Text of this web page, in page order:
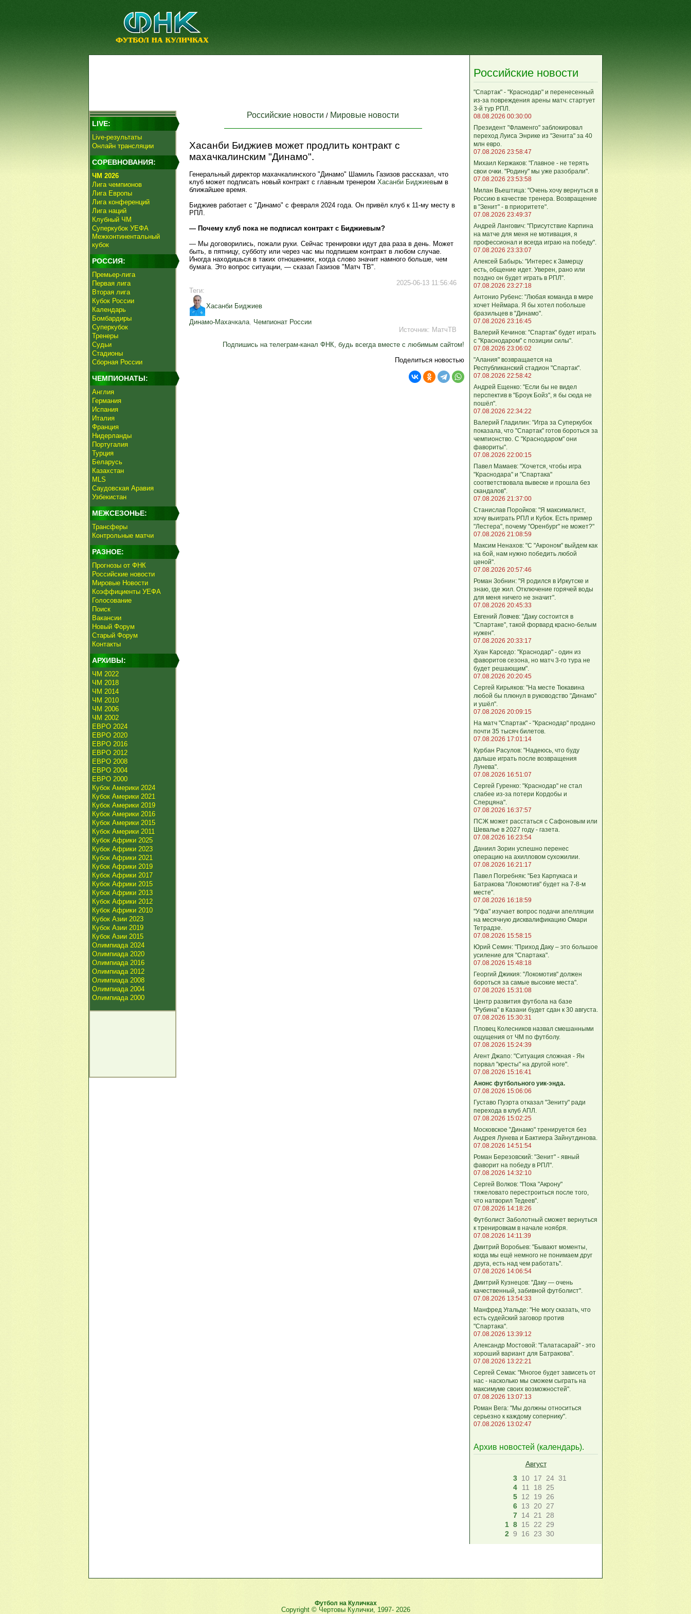
LIVE:
Live-результаты
Онлайн трансляции
СОРЕВНОВАНИЯ:
ЧМ 2026
Лига чемпионов
Лига Европы
Лига конференций
Лига наций
Клубный ЧМ
Суперкубок УЕФА
Межконтинентальный
кубок
РОССИЯ:
Премьер-лига
Первая лига
Вторая лига
Кубок России
Календарь
Бомбардиры
Суперкубок
Тренеры
Судьи
Стадионы
Сборная России
ЧЕМПИОНАТЫ:
Англия
Германия
Испания
Италия
Франция
Нидерланды
Португалия
Турция
Беларусь
Казахстан
MLS
Саудовская Аравия
Узбекистан
МЕЖСЕЗОНЬЕ:
Трансферы
Контрольные матчи
РАЗНОЕ:
Прогнозы от ФНК
Российские новости
Мировые Новости
Коэффициенты УЕФА
Голосование
Поиск
Вакансии
Новый Форум
Старый Форум
Контакты
АРХИВЫ:
ЧМ 2022
ЧМ 2018
ЧМ 2014
ЧМ 2010
ЧМ 2006
ЧМ 2002
ЕВРО 2024
ЕВРО 2020
ЕВРО 2016
ЕВРО 2012
ЕВРО 2008
ЕВРО 2004
ЕВРО 2000
Кубок Америки 2024
Кубок Америки 2021
Кубок Америки 2019
Кубок Америки 2016
Кубок Америки 2015
Кубок Америки 2011
Кубок Африки 2025
Кубок Африки 2023
Кубок Африки 2021
Кубок Африки 2019
Кубок Африки 2017
Кубок Африки 2015
Кубок Африки 2013
Кубок Африки 2012
Кубок Африки 2010
Кубок Азии 2023
Кубок Азии 2019
Кубок Азии 2015
Олимпиада 2024
Олимпиада 2020
Олимпиада 2016
Олимпиада 2012
Олимпиада 2008
Олимпиада 2004
Олимпиада 2000
Российские новости / Мировые новости
Хасанби Биджиев может продлить контракт с
махачкалинским "Динамо".
Генеральный директор махачкалинского "Динамо" Шамиль Газизов рассказал, что
клуб может подписать новый контракт с главным тренером Хасанби Биджиевым в
ближайшее время.
Биджиев работает с "Динамо" с февраля 2024 года. Он привёл клуб к 11-му месту в
РПЛ.
— Почему клуб пока не подписал контракт с Биджиевым?
— Мы договорились, пожали руки. Сейчас тренировки идут два раза в день. Может
быть, в пятницу, субботу или через час мы подпишем контракт в любом случае.
Иногда находишься в таких отношениях, когда слово значит намного больше, чем
бумага. Это вопрос ситуации, — сказал Газизов "Матч ТВ".
2025-06-13 11:56:46
Теги:
Хасанби Биджиев
Динамо-Махачкала, Чемпионат России
Источник: МатчТВ
Подпишись на телеграм-канал ФНК, будь всегда вместе с любимым сайтом!
Поделиться новостью
Российские новости
"Спартак" - "Краснодар" и перенесенный
из-за повреждения арены матч: стартует
3-й тур РПЛ.
08.08.2026 00:30:00
Президент "Фламенго" заблокировал
переход Луиса Энрике из "Зенита" за 40
млн евро.
07.08.2026 23:58:47
Михаил Кержаков: "Главное - не терять
свои очки. "Родину" мы уже разобрали".
07.08.2026 23:53:58
Милан Вьештица: "Очень хочу вернуться в
Россию в качестве тренера. Возвращение
в "Зенит" - в приоритете".
07.08.2026 23:49:37
Андрей Лангович: "Присутствие Карпина
на матче для меня не мотивация, я
профессионал и всегда играю на победу".
07.08.2026 23:33:07
Алексей Бабырь: "Интерес к Замерцу
есть, общение идет. Уверен, рано или
поздно он будет играть в РПЛ".
07.08.2026 23:27:18
Антонио Рубенс: "Любая команда в мире
хочет Неймара. Я бы хотел побольше
бразильцев в "Динамо".
07.08.2026 23:16:45
Валерий Кечинов: "Спартак" будет играть
с "Краснодаром" с позиции силы".
07.08.2026 23:06:02
"Алания" возвращается на
Республиканский стадион "Спартак".
07.08.2026 22:58:42
Андрей Ещенко: "Если бы не видел
перспектив в "Броук Бойз", я бы сюда не
пошёл".
07.08.2026 22:34:22
Валерий Гладилин: "Игра за Суперкубок
показала, что "Спартак" готов бороться за
чемпионство. С "Краснодаром" они
фавориты".
07.08.2026 22:00:15
Павел Мамаев: "Хочется, чтобы игра
"Краснодара" и "Спартака"
соответствовала вывеске и прошла без
скандалов".
07.08.2026 21:37:00
Станислав Поройков: "Я максималист,
хочу выиграть РПЛ и Кубок. Есть пример
"Лестера", почему "Оренбург" не может?"
07.08.2026 21:08:59
Максим Ненахов: "С "Акроном" выйдем как
на бой, нам нужно победить любой
ценой".
07.08.2026 20:57:46
Роман Зобнин: "Я родился в Иркутске и
знаю, где жил. Отключение горячей воды
для меня ничего не значит".
07.08.2026 20:45:33
Евгений Ловчев: "Даку состоится в
"Спартаке", такой форвард красно-белым
нужен".
07.08.2026 20:33:17
Хуан Карседо: "Краснодар" - один из
фаворитов сезона, но матч 3-го тура не
будет решающим".
07.08.2026 20:20:45
Сергей Кирьяков: "На месте Тюкавина
любой бы плюнул в руководство "Динамо"
и ушёл".
07.08.2026 20:09:15
На матч "Спартак" - "Краснодар" продано
почти 35 тысяч билетов.
07.08.2026 17:01:14
Курбан Расулов: "Надеюсь, что буду
дальше играть после возвращения
Лунева".
07.08.2026 16:51:07
Сергей Гуренко: "Краснодар" не стал
слабее из-за потери Кордобы и
Сперцяна".
07.08.2026 16:37:57
ПСЖ может расстаться с Сафоновым или
Шевалье в 2027 году - газета.
07.08.2026 16:23:54
Даниил Зорин успешно перенес
операцию на ахилловом сухожилии.
07.08.2026 16:21:17
Павел Погребняк: "Без Карпукаса и
Батракова "Локомотив" будет на 7-8-м
месте".
07.08.2026 16:18:59
"Уфа" изучает вопрос подачи апелляции
на месячную дисквалификацию Омари
Тетрадзе.
07.08.2026 15:58:15
Юрий Семин: "Приход Даку – это большое
усиление для "Спартака".
07.08.2026 15:48:18
Георгий Джикия: "Локомотив" должен
бороться за самые высокие места".
07.08.2026 15:31:08
Центр развития футбола на базе
"Рубина" в Казани будет сдан к 30 августа.
07.08.2026 15:30:31
Пловец Колесников назвал смешанными
ощущения от ЧМ по футболу.
07.08.2026 15:24:39
Агент Джапо: "Ситуация сложная - Ян
порвал "кресты" на другой ноге".
07.08.2026 15:16:41
Анонс футбольного уик-энда.
07.08.2026 15:06:06
Густаво Пуэрта отказал "Зениту" ради
перехода в клуб АПЛ.
07.08.2026 15:02:25
Московское "Динамо" тренируется без
Андрея Лунева и Бактиера Зайнутдинова.
07.08.2026 14:51:54
Роман Березовский: "Зенит" - явный
фаворит на победу в РПЛ".
07.08.2026 14:32:10
Сергей Волков: "Пока "Акрону"
тяжеловато перестроиться после того,
что натворил Тедеев".
07.08.2026 14:18:26
Футболист Заболотный сможет вернуться
к тренировкам в начале ноября.
07.08.2026 14:11:39
Дмитрий Воробьев: "Бывают моменты,
когда мы ещё немного не понимаем друг
друга, есть над чем работать".
07.08.2026 14:06:54
Дмитрий Кузнецов: "Даку — очень
качественный, забивной футболист".
07.08.2026 13:54:33
Манфред Угальде: "Не могу сказать, что
есть судейский заговор против
"Спартака".
07.08.2026 13:39:12
Александр Мостовой: "Галатасарай" - это
хороший вариант для Батракова".
07.08.2026 13:22:21
Сергей Семак: "Многое будет зависеть от
нас - насколько мы сможем сыграть на
максимуме своих возможностей".
07.08.2026 13:07:13
Роман Вега: "Мы должны относиться
серьезно к каждому сопернику".
07.08.2026 13:02:47
Архив новостей (календарь).
Август
3 10 17 24 31
4
11 18
25
5 12 19
26
6 13 20 27
7 14 21
28
1 8 15 22
29
2 9 16 23 30
Футбол на Куличках
Copyright © Чертовы Кулички, 1997- 2026